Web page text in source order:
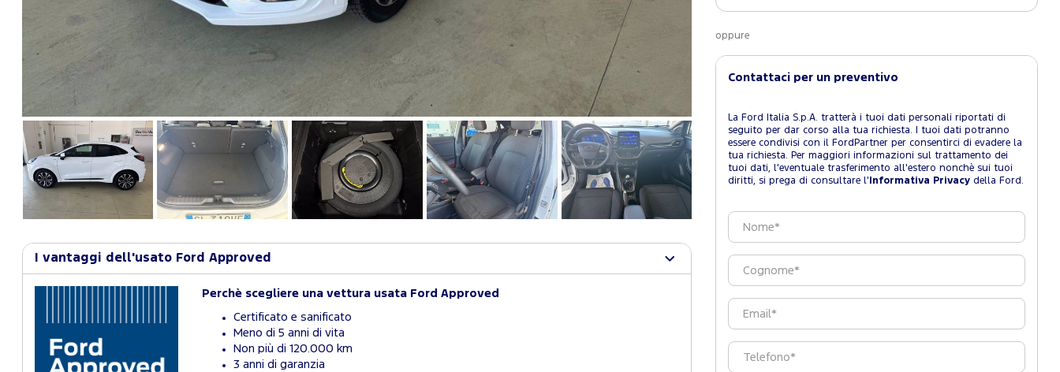
I vantaggi dell'usato Ford Approved
Perchè scegliere una vettura usata Ford Approved
Certificato e sanificato
Meno di 5 anni di vita
Non più di 120.000 km
3 anni di garanzia
oppure
Contattaci per un preventivo
La Ford Italia S.p.A. tratterà i tuoi dati personali riportati di
seguito per dar corso alla tua richiesta. I tuoi dati potranno
essere condivisi con il FordPartner per consentirci di evadere la
tua richiesta. Per maggiori informazioni sul trattamento dei
tuoi dati, l'eventuale trasferimento all'estero nonchè sui tuoi
diritti, si prega di consultare l' Informativa Privacydella Ford.